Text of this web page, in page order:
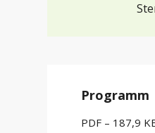
Programm
PDF – 187,9